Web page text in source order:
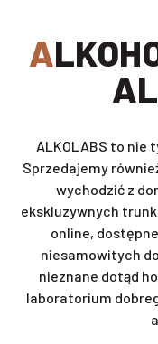
ALKOHOLE ONLINE W
ALKOLABS to nie
Sprzedajemy
wychodzić z
ekskluzywnych
online,
niesamowitych
nieznane dotąd
laboratorium